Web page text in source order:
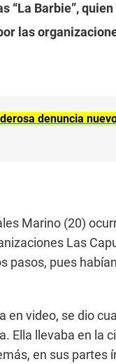
“La Barbie”,
las
denuncia
Marino (20)
Las
pasos, pues
video, se dio
Ella llevaba en la
en sus partes